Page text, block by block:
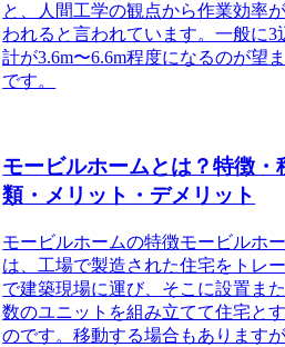
と、人間工学の観点から作業効率
われると言われています。一般に3
計が3.6m〜6.6m程度になるのが望
です。
モービルホームとは？特徴・
類・メリット・デメリット
モービルホームの特徴モービルホ
は、工場で製造された住宅をトレ
で建築現場に運び、そこに設置ま
数のユニットを組み立てて住宅と
のです。移動する場合もあります